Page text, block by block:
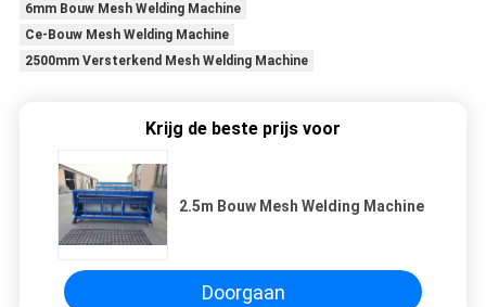
6mm Bouw Mesh Welding Machine
Ce-Bouw Mesh Welding Machine
2500mm Versterkend Mesh Welding Machine
Krijg de beste prijs voor
2.5m Bouw Mesh Welding Machine
Doorgaan